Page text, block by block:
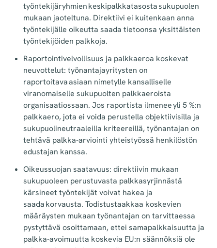
työntekijäryhmien keskipalkkatasosta sukupuolen
mukaan jaoteltuna. Direktiivi ei kuitenkaan anna
työntekijälle oikeutta saada tietoonsa yksittäisten
työntekijöiden palkkoja.
Raportointivelvollisuus ja palkkaeroa koskevat
neuvottelut: työnantajayritysten on
raportoitava asiaan nimetylle kansalliselle
viranomaiselle sukupuolten palkkaeroista
organisaatiossaan. Jos raportista ilmenee yli 5 %:n
palkkaero, jota ei voida perustella objektiivisilla ja
sukupuolineutraaleilla kriteereillä, työnantajan on
tehtävä palkka-arviointi yhteistyössä henkilöstön
edustajan kanssa.
Oikeussuojan saatavuus: direktiivin mukaan
sukupuoleen perustuvasta palkkasyrjinnästä
kärsineet työntekijät voivat hakea ja
saada korvausta. Todistustaakkaa koskevien
määräysten mukaan työnantajan on tarvittaessa
pystyttävä osoittamaan, ettei samapalkkaisuutta ja
palkka-avoimuutta koskevia EU:n säännöksiä ole